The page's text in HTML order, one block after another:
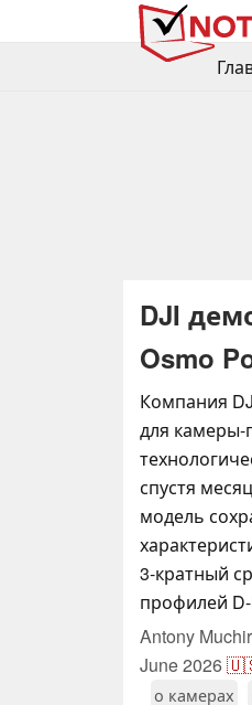
DJI
Osmo
Компания
для камеры-
спустя
модель
3-кратный
профилей
Antony
June 2026
о камерах